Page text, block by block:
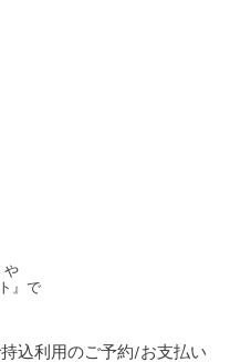
や
』で
込利用のご予約/お支払い